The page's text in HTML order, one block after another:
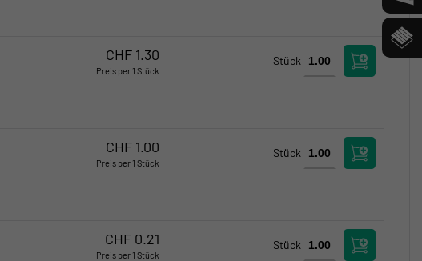
Verfügbar
CHF 1.30
Preis per 1 Stück
Stück
Verfügbar
CHF 1.00
Preis per 1 Stück
Stück
Verfügbar
CHF 0.21
Preis per 1 Stück
Stück